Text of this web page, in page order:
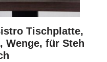
Tischplatte,
Wenge, für Steh